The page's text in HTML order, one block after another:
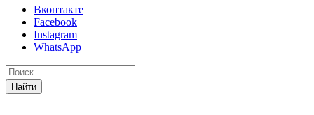
Вконтакте
Facebook
Instagram
WhatsApp
Найти